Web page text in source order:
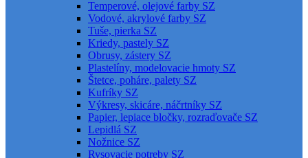
Temperové, olejové farby SZ
Vodové, akrylové farby SZ
Tuše, pierka SZ
Kriedy, pastely SZ
Obrusy, zástery SZ
Plastelíny, modelovacie hmoty SZ
Štetce, poháre, palety SZ
Kufríky SZ
Výkresy, skicáre, náčrtníky SZ
Papier, lepiace bločky, rozraďovače SZ
Lepidlá SZ
Nožnice SZ
Rysovacie potreby SZ